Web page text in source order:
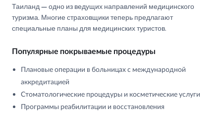
Таиланд — одно из ведущих направлений медицинского
туризма. Многие страховщики теперь предлагают
специальные планы для медицинских туристов.
Популярные покрываемые процедуры
Плановые операции в больницах с международной
аккредитацией
Стоматологические процедуры и косметические услуги
Программы реабилитации и восстановления